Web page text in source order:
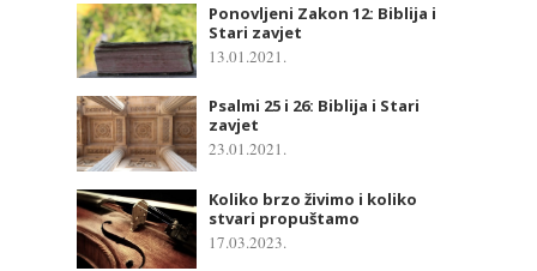
Ponovljeni Zakon 12: Biblija i
Stari zavjet
13.01.2021.
Psalmi 25 i 26: Biblija i Stari
zavjet
23.01.2021.
Koliko brzo živimo i koliko
stvari propuštamo
17.03.2023.